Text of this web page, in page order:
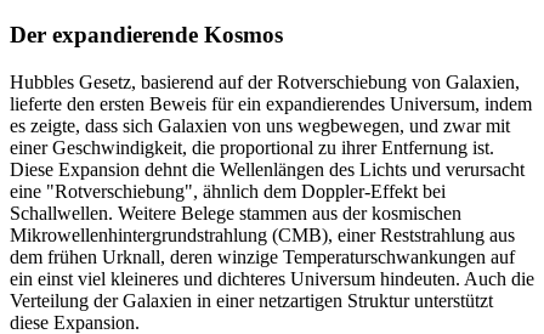
Der expandierende Kosmos
Hubbles Gesetz, basierend auf der Rotverschiebung von Galaxien,
lieferte den ersten Beweis für ein expandierendes Universum, indem
es zeigte, dass sich Galaxien von uns wegbewegen, und zwar mit
einer Geschwindigkeit, die proportional zu ihrer Entfernung ist.
Diese Expansion dehnt die Wellenlängen des Lichts und verursacht
eine "Rotverschiebung", ähnlich dem Doppler-Effekt bei
Schallwellen. Weitere Belege stammen aus der kosmischen
Mikrowellenhintergrundstrahlung (CMB), einer Reststrahlung aus
dem frühen Urknall, deren winzige Temperaturschwankungen auf
ein einst viel kleineres und dichteres Universum hindeuten. Auch die
Verteilung der Galaxien in einer netzartigen Struktur unterstützt
diese Expansion.